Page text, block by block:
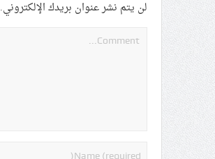
لن يتم نشر عنوان بريدك الإلكتروني.